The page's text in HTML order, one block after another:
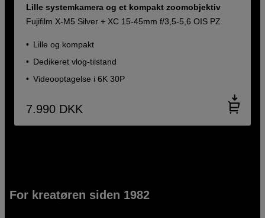
Lille systemkamera og et kompakt zoomobjektiv
Fujifilm X-M5 Silver + XC 15-45mm f/3,5-5,6 OIS PZ
Lille og kompakt
Dedikeret vlog-tilstand
Videooptagelse i 6K 30P
7.990 DKK
For kreatøren siden 1982